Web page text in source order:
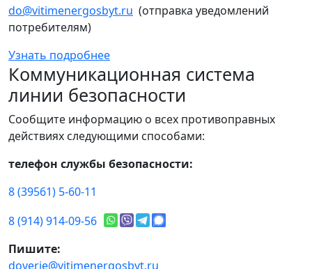
do@vitimenergosbyt.ru (отправка уведомлений
потребителям)
Узнать подробнее
Коммуникационная система
линии безопасности
Сообщите информацию о всех противоправных
действиях следующими способами:
телефон службы безопасности:
8 (39561) 5-60-11
8 (914) 914-09-56
Пишите:
doverie@vitimenergosbyt.ru